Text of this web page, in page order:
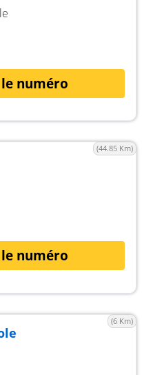
numéro
(44.85 Km)
numéro
(6 Km)